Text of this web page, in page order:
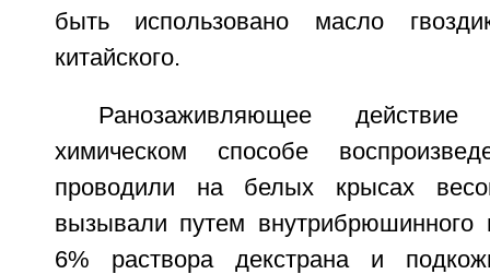
быть использовано масло
китайского.
Ранозаживляющее
химическом способе
проводили на белых крысах
вызывали путем внутрибрюшинного
6% раствора декстрана и